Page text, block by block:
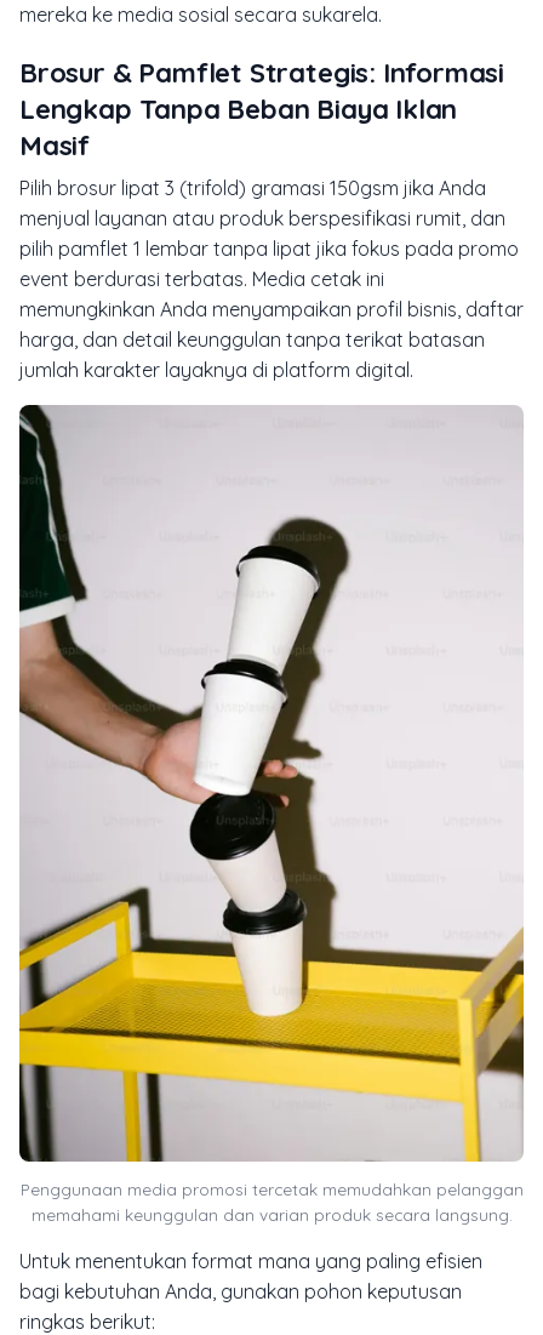
mereka ke media sosial secara sukarela.
Brosur & Pamflet Strategis: Informasi
Lengkap Tanpa Beban Biaya Iklan
Masif
Pilih brosur lipat 3 (trifold) gramasi 150gsm jika Anda
menjual layanan atau produk berspesifikasi rumit, dan
pilih pamflet 1 lembar tanpa lipat jika fokus pada promo
event berdurasi terbatas. Media cetak ini
memungkinkan Anda menyampaikan profil bisnis, daftar
harga, dan detail keunggulan tanpa terikat batasan
jumlah karakter layaknya di platform digital.
Penggunaan media promosi tercetak memudahkan pelanggan
memahami keunggulan dan varian produk secara langsung.
Untuk menentukan format mana yang paling efisien
bagi kebutuhan Anda, gunakan pohon keputusan
ringkas berikut: